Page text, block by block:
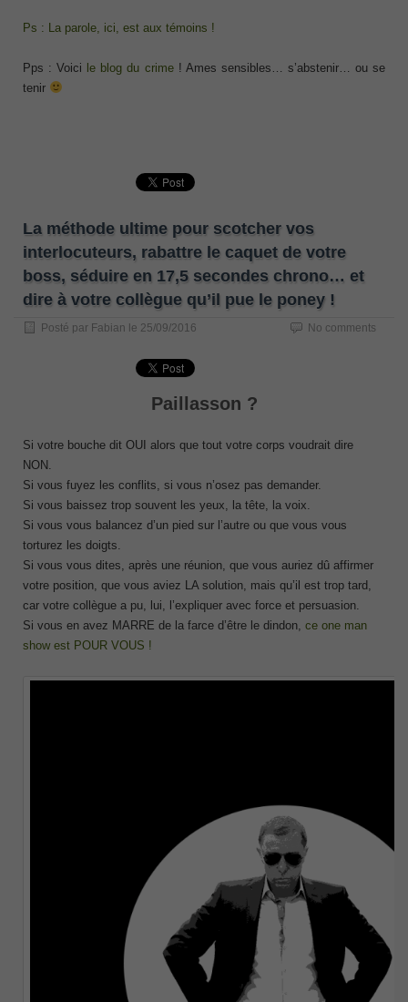
Ps : La parole, ici, est aux témoins !
Pps : Voici le blog du crime ! Ames sensibles… s’abstenir… ou se
tenir
La méthode ultime pour scotcher vos
interlocuteurs, rabattre le caquet de votre
boss, séduire en 17,5 secondes chrono… et
dire à votre collègue qu’il pue le poney !
Posté par Fabian le 25/09/2016 No comments
Paillasson ?
Si votre bouche dit OUI alors que tout votre corps voudrait dire
NON.
Si vous fuyez les conflits, si vous n’osez pas demander.
Si vous baissez trop souvent les yeux, la tête, la voix.
Si vous vous balancez d’un pied sur l’autre ou que vous vous
torturez les doigts.
Si vous vous dites, après une réunion, que vous auriez dû affirmer
votre position, que vous aviez LA solution, mais qu’il est trop tard,
car votre collègue a pu, lui, l’expliquer avec force et persuasion.
Si vous en avez MARRE de la farce d’être le dindon, ce one man
show est POUR VOUS !